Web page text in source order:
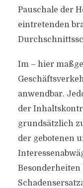
Pauschale der
eintretenden
Im – hier
anwendbar.
der
grundsätzlich
der gebotenen